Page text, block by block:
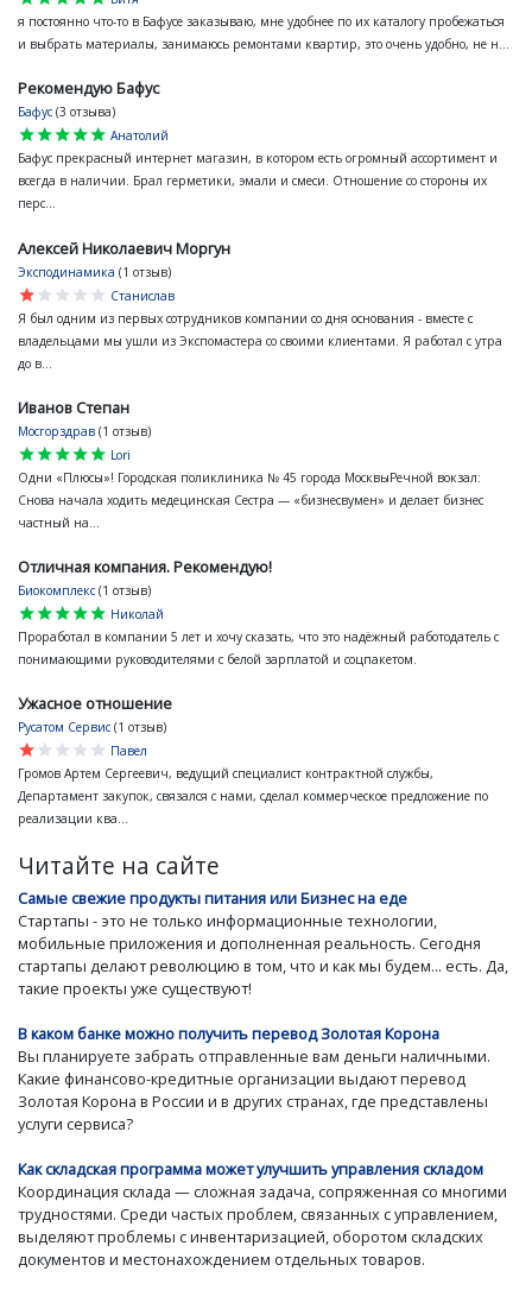
я постоянно что-то в Бафусе заказываю, мне удобнее по их каталогу пробежаться
и выбрать материалы, занимаюсь ремонтами квартир, это очень удобно, не н...
Рекомендую Бафус
Бафус (3 отзыва)
star
star
star
star
star
Анатолий
Бафус прекрасный интернет магазин, в котором есть огромный ассортимент и
всегда в наличии. Брал герметики, эмали и смеси. Отношение со стороны их
перс...
Алексей Николаевич Моргун
Эксподинамика (1 отзыв)
star
star
star
star
star
Станислав
Я был одним из первых сотрудников компании со дня основания - вместе с
владельцами мы ушли из Экспомастера со своими клиентами. Я работал с утра
до в...
Иванов Степан
Мосгорздрав (1 отзыв)
star
star
star
star
star
Lori
Одни «Плюсы»! Городская поликлиника № 45 города МосквыРечной вокзал:
Снова начала ходить медецинская Сестра — «бизнесвумен» и делает бизнес
частный на...
Отличная компания. Рекомендую!
Биокомплекс (1 отзыв)
star
star
star
star
star
Николай
Проработал в компании 5 лет и хочу сказать, что это надёжный работодатель с
понимающими руководителями с белой зарплатой и соцпакетом.
Ужасное отношение
Русатом Сервис (1 отзыв)
star
star
star
star
star
Павел
Громов Артем Сергеевич, ведущий специалист контрактной службы,
Департамент закупок, связался с нами, сделал коммерческое предложение по
реализации ква...
Читайте на сайте
Самые свежие продукты питания или Бизнес на еде
Стартапы - это не только информационные технологии,
мобильные приложения и дополненная реальность. Сегодня
стартапы делают революцию в том, что и как мы будем... есть. Да,
такие проекты уже существуют!
В каком банке можно получить перевод Золотая Корона
Вы планируете забрать отправленные вам деньги наличными.
Какие финансово-кредитные организации выдают перевод
Золотая Корона в России и в других странах, где представлены
услуги сервиса?
Как складская программа может улучшить управления складом
Координация склада — сложная задача, сопряженная со многими
трудностями. Среди частых проблем, связанных с управлением,
выделяют проблемы с инвентаризацией, оборотом складских
документов и местонахождением отдельных товаров.